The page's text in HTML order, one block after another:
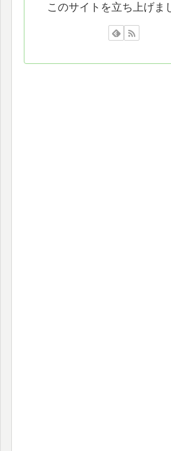
このサイトを立ち上げま